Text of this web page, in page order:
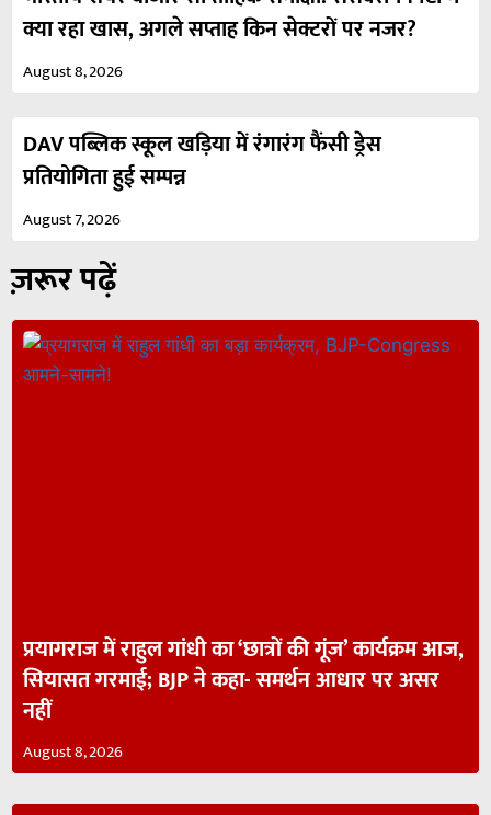
क्या रहा खास, अगले सप्ताह किन सेक्टरों पर नजर?
August 8, 2026
DAV पब्लिक स्कूल खड़िया में रंगारंग फैंसी ड्रेस
प्रतियोगिता हुई सम्पन्न
August 7, 2026
ज़रूर पढ़ें
प्रयागराज में राहुल गांधी का ‘छात्रों की गूंज’ कार्यक्रम आज,
सियासत गरमाई; BJP ने कहा- समर्थन आधार पर असर
नहीं
August 8, 2026